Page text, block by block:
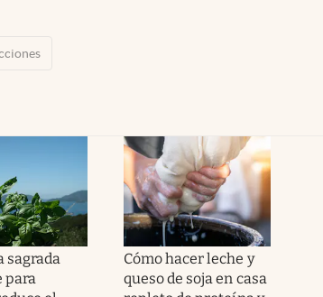
sagrada
para
Cómo hacer leche y
queso de soja en casa